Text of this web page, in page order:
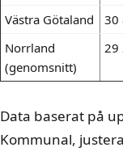
Västra Götaland
30
Norrland
(genomsnitt)
29
Data baserat på
Kommunal,